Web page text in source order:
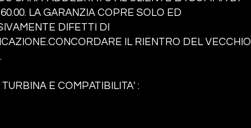
LA GARANZIA COPRE SOLO ED
DIFETTI DI
IL RIENTRO DEL VECCHIO
E COMPATIBILITA' :